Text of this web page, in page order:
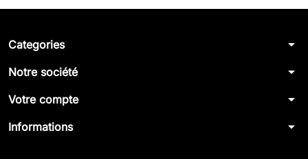
Categories arrow_drop_down
Notre société arrow_drop_down
Votre compte arrow_drop_down
Informations arrow_drop_down